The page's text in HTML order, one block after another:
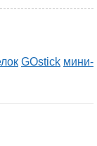
GOstick мини-